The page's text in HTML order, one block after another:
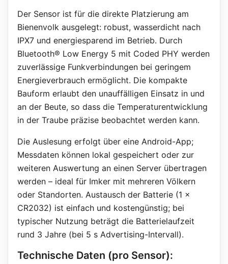
Der Sensor ist für die direkte Platzierung am
Bienenvolk ausgelegt: robust, wasserdicht nach
IPX7 und energiesparend im Betrieb. Durch
Bluetooth® Low Energy 5 mit Coded PHY werden
zuverlässige Funkverbindungen bei geringem
Energieverbrauch ermöglicht. Die kompakte
Bauform erlaubt den unauffälligen Einsatz in und
an der Beute, so dass die Temperaturentwicklung
in der Traube präzise beobachtet werden kann.
Die Auslesung erfolgt über eine Android-App;
Messdaten können lokal gespeichert oder zur
weiteren Auswertung an einen Server übertragen
werden – ideal für Imker mit mehreren Völkern
oder Standorten. Austausch der Batterie (1 ×
CR2032) ist einfach und kostengünstig; bei
typischer Nutzung beträgt die Batterielaufzeit
rund 3 Jahre (bei 5 s Advertising-Intervall).
Technische Daten (pro Sensor):